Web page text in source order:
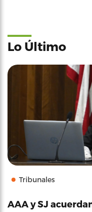
Lo Último
Tribunales
AAA y SJ